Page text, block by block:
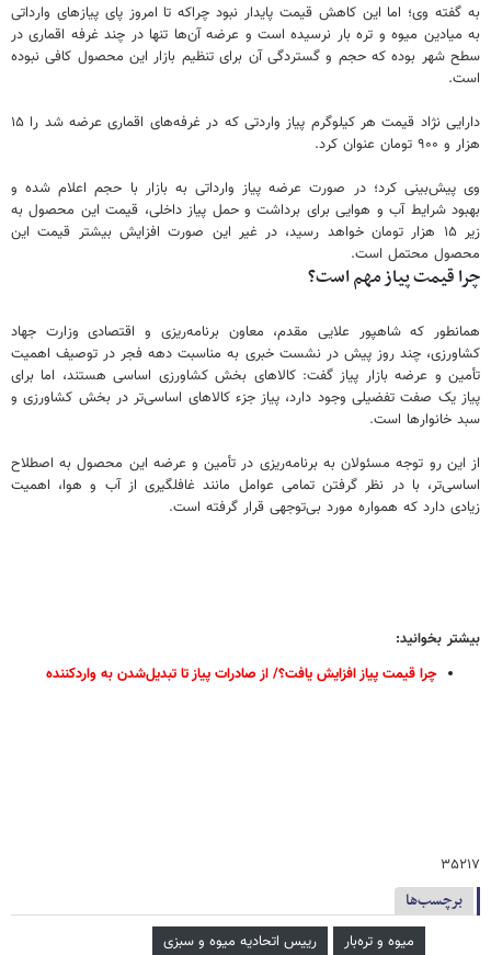
به گفته وی؛ اما این کاهش قیمت پایدار نبود چراکه تا امروز پای پیازهای وارداتی
به میادین میوه و تره بار نرسیده است و عرضه آن‌ها تنها در چند غرفه اقماری در
سطح شهر بوده که حجم و گستردگی آن برای تنظیم بازار این محصول کافی نبوده
است.
دارایی نژاد قیمت هر کیلوگرم پیاز واردتی که در غرفه‌های اقماری عرضه شد را ۱۵
هزار و ۹۰۰ تومان عنوان کرد.
وی پیش‌بینی کرد؛ در صورت عرضه پیاز وارداتی به بازار با حجم اعلام شده و
بهبود شرایط آب و هوایی برای برداشت و حمل پیاز داخلی، قیمت این محصول به
زیر ۱۵ هزار تومان خواهد رسید، در غیر این صورت افزایش بیشتر قیمت این
محصول محتمل است.
چرا قیمت پیاز مهم است؟
همانطور که شاهپور علایی مقدم، معاون برنامه‌ریزی و اقتصادی وزارت جهاد
کشاورزی، چند روز پیش در نشست خبری به مناسبت دهه فجر در توصیف اهمیت
تأمین و عرضه بازار پیاز گفت: کالاهای بخش کشاورزی اساسی هستند، اما برای
پیاز یک صفت تفضیلی وجود دارد، پیاز جزء کالاهای اساسی‌تر در بخش کشاورزی و
سبد خانوارها است.
از این رو توجه مسئولان به برنامه‌ریزی در تأمین و عرضه این محصول به اصطلاح
اساسی‌تر، با در نظر گرفتن تمامی عوامل مانند غافلگیری از آب و هوا، اهمیت
زیادی دارد که همواره مورد بی‌توجهی قرار گرفته است.
بیشتر بخوانید:
چرا قیمت پیاز افزایش یافت؟/ از صادرات پیاز تا تبدیل‌شدن به واردکننده
۳۵۲۱۷
برچسب‌ها
میوه و تره‌بار
رییس اتحادیه میوه و سبزی